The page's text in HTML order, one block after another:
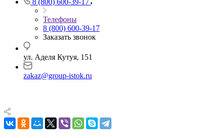
8 (800) 600-39-17
Телефоны
8 (800) 600-39-17
Заказать звонок
ул. Аделя Кутуя, 151
zakaz@group-istok.ru